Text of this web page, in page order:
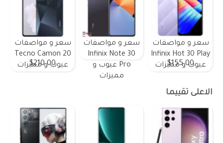
سعر و مواصفات
Infinix Hot 30 Play
عيوب و مميزات
$155.00
سعر و مواصفات
Infinix Note 30
Pro عيوب و
مميزات
سعر و مواصفات
Tecno Camon 20
عيوب و مميزات
$210.00
الاعلى تقييما